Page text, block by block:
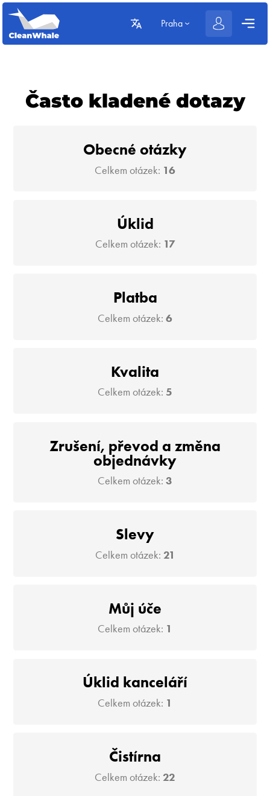
Praha
Často kladené dotazy
Obecné otázky
Celkem otázek: 16
Úklid
Celkem otázek: 17
Platba
Celkem otázek: 6
Kvalita
Celkem otázek: 5
Zrušení, převod a změna
objednávky
Celkem otázek: 3
Slevy
Celkem otázek: 21
Můj úče
Celkem otázek: 1
Úklid kanceláří
Celkem otázek: 1
Čistírna
Celkem otázek: 22